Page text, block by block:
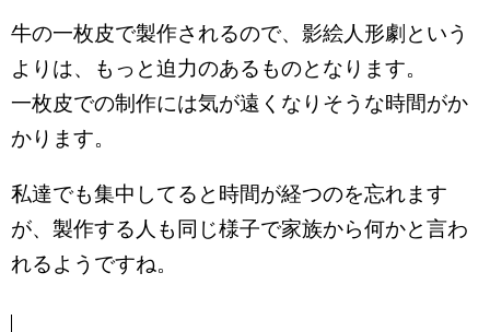
牛の一枚皮で製作されるので、影絵人形劇という
よりは、もっと迫力のあるものとなります。
一枚皮での制作には気が遠くなりそうな時間がか
かります。
私達でも集中してると時間が経つのを忘れます
が、製作する人も同じ様子で家族から何かと言わ
れるようですね。